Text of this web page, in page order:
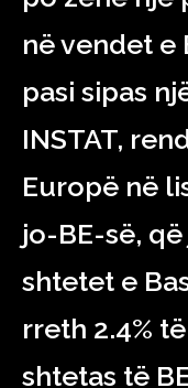
në vendet e
pasi sipas
INSTAT,
Europë në
jo-BE-së,
shtetet e
rreth 2.4%
shtetas të